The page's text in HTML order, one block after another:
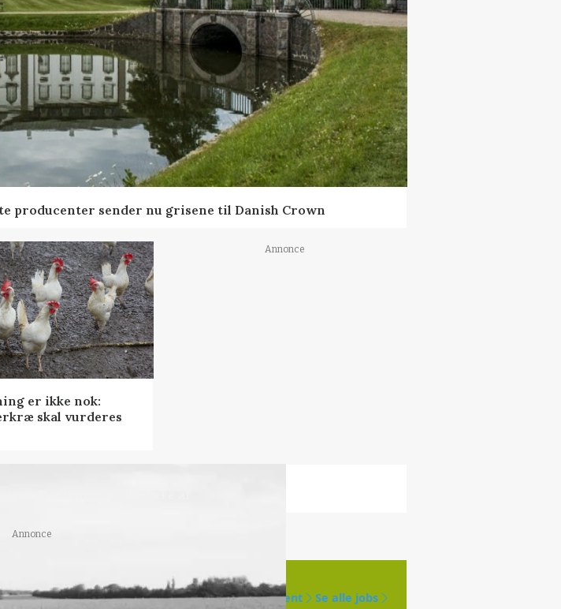
producenter sender nu grisene til Danish Crown
er ikke nok:
skal vurderes
Annonce
Det kunne vi alle lære af
Annonce
Opret agent Se alle jobs